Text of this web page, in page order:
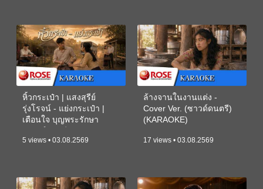
หิ้วกระเป๋า | แสงสุรีย์
รุ่งโรจน์ - แย่งกระเป๋า |
เตือนใจ บุญพระรักษา
5 views • 03.08.2569
ล้างจานในงานแต่ง -
Cover Ver. (ซาวด์ดนตรี)
(KARAOKE)
17 views • 03.08.2569